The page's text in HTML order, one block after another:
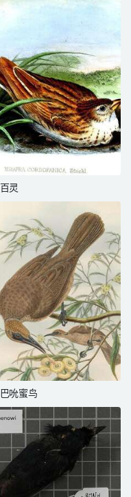
灵
吮蜜鸟